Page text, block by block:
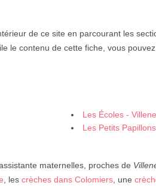
de ce site en parcourant les
le contenu de cette fiche, vous
Les Écoles -
Les Petits
maternelles, proches de
, les crèches dans Colomiers, une